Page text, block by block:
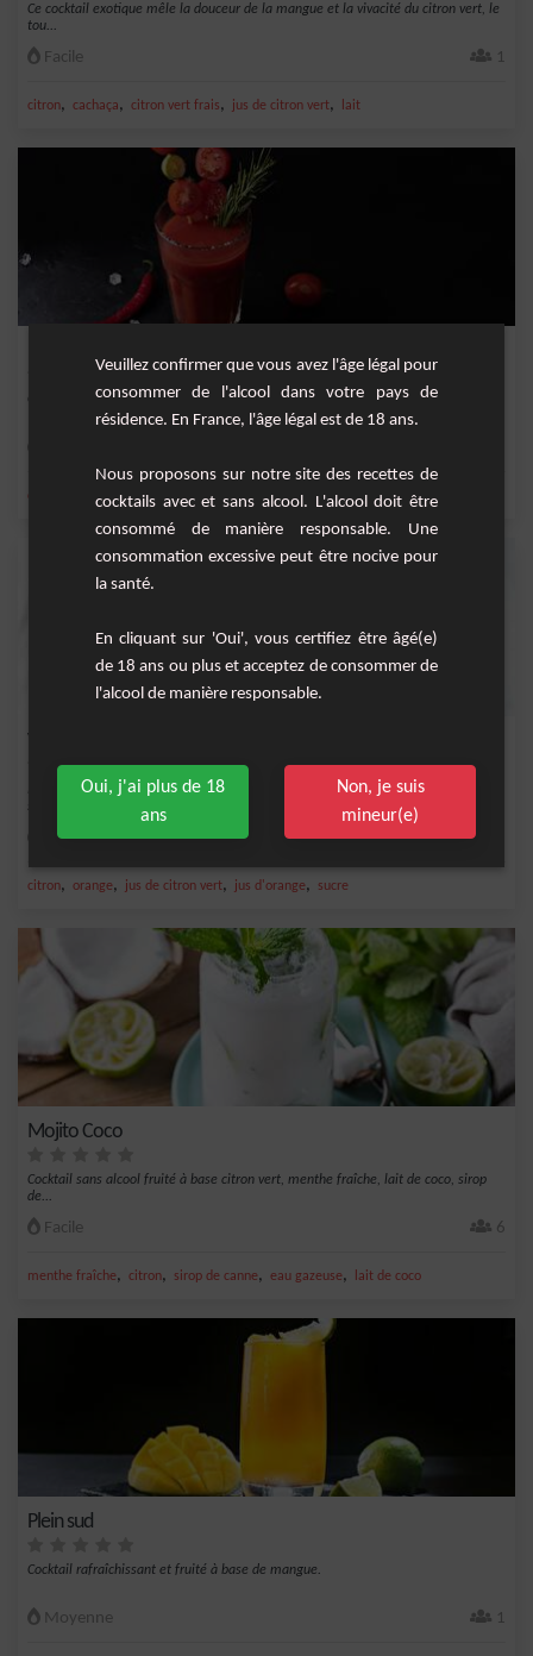
Ce cocktail exotique mêle la douceur de la mangue et la vivacité du citron vert, le
tou...
Facile 1
citron, cachaça, citron vert frais, jus de citron vert, lait
Cocktail sans alcool original et relevé à déguster entre amis.
citron sirop de canne ,jus de citron vert,sucre , concombre
Virgin Margarita Fraise
Margarita à&nbsp; la fraise sans alcool. Vous pouvez remplacer le sel par du
sucre sur...
Facile
citron, orange, jus de citron vert, jus d'orange, sucre
Mojito Coco
Cocktail sans alcool fruité à base citron vert, menthe fraîche, lait de coco, sirop
de...
Facile 6
menthe fraîche, citron, sirop de canne, eau gazeuse, lait de coco
Plein sud
Cocktail rafraîchissant et fruité à base de mangue.
Moyenne 1
Veuillez confirmer que vous avez l'âge légal pour
consommer de l'alcool dans votre pays de
résidence. En France, l'âge légal est de 18 ans.
Nous proposons sur notre site des recettes de
cocktails avec et sans alcool. L'alcool doit être
consommé de manière responsable. Une
consommation excessive peut être nocive pour
la santé.
En cliquant sur 'Oui', vous certifiez être âgé(e)
de 18 ans ou plus et acceptez de consommer de
l'alcool de manière responsable.
Oui, j'ai plus de 18
ans
Non, je suis
mineur(e)